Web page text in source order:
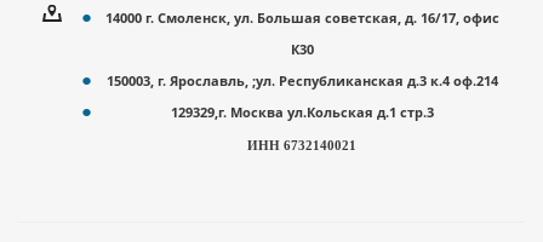
14000 г. Смоленск, ул. Большая советская, д. 16/17, офис
К30
150003, г. Ярославль, ;ул. Республиканская д.3 к.4 оф.214
129329,г. Москва ул.Кольская д.1 стр.3
ИНН 6732140021